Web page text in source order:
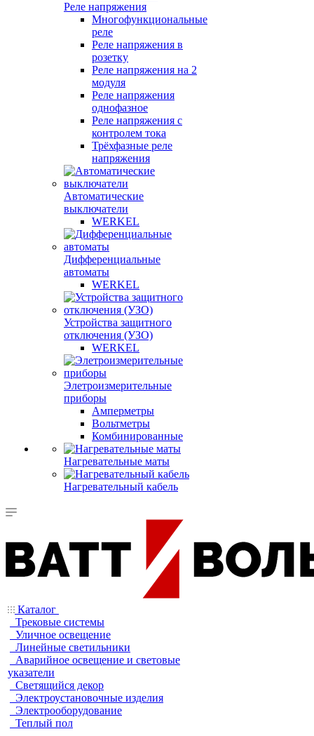
Реле напряжения
Многофункциональные
реле
Реле напряжения в
розетку
Реле напряжения на 2
модуля
Реле напряжения
однофазное
Реле напряжения с
контролем тока
Трёхфазные реле
напряжения
Автоматические
выключатели
WERKEL
Дифференциальные
автоматы
WERKEL
Устройства защитного
отключения (УЗО)
WERKEL
Элетроизмерительные
приборы
Амперметры
Вольтметры
Комбинированные
Нагревательные маты
Нагревательный кабель
Каталог
Трековые системы
Уличное освещение
Линейные светильники
Аварийное освещение и световые
указатели
Светящийся декор
Электроустановочные изделия
Электрооборудование
Теплый пол